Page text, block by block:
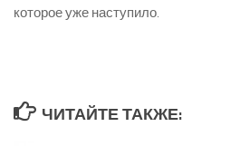
которое уже наступило.
ЧИТАЙТЕ ТАКЖЕ: